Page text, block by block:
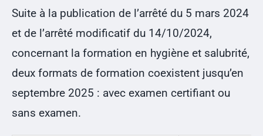
Suite à la publication de l’arrêté du 5 mars 2024
et de l’arrêté modificatif du 14/10/2024,
concernant la formation en hygiène et salubrité,
deux formats de formation coexistent jusqu’en
septembre 2025 : avec examen certifiant ou
sans examen.